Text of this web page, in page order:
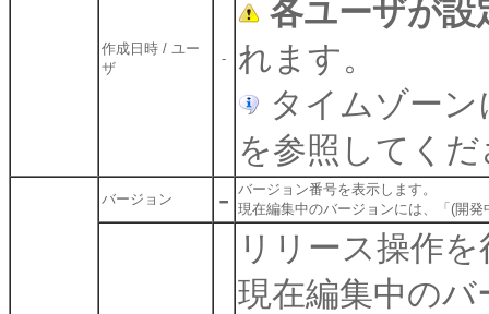
作成日時 / ユー
ザ
-
各ユーザが設
れます。
タイムゾー
を参照してく
バージョン - バージョン番号を表示します。
現在編集中のバージョンには、「(開
リリース操作
現在編集中の